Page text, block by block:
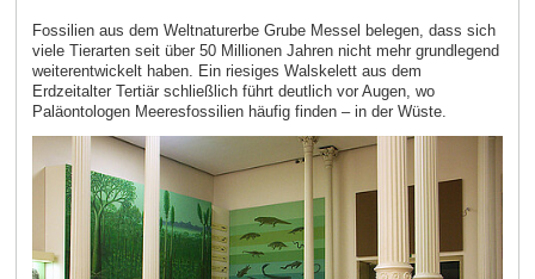
Fossilien aus dem Weltnaturerbe Grube Messel belegen, dass sich
viele Tierarten seit über 50 Millionen Jahren nicht mehr grundlegend
weiterentwickelt haben. Ein riesiges Walskelett aus dem
Erdzeitalter Tertiär schließlich führt deutlich vor Augen, wo
Paläontologen Meeresfossilien häufig finden – in der Wüste.